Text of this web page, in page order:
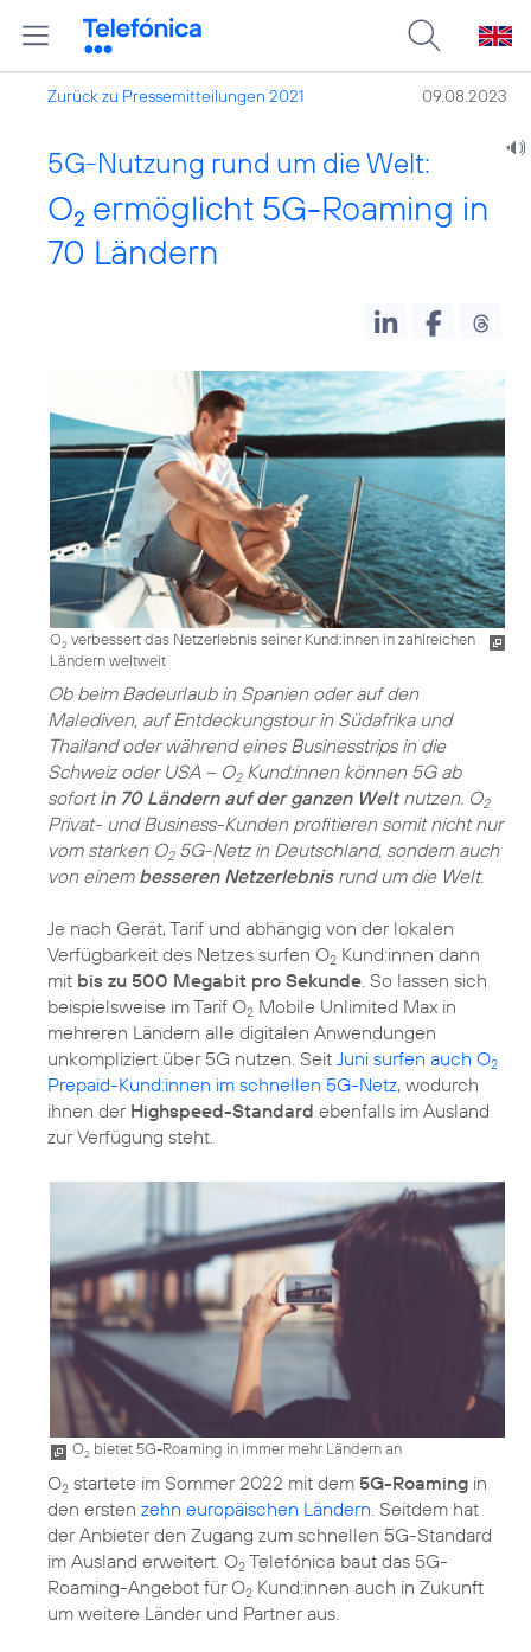
Zurück zu Pressemitteilungen 2021 09.08.2023
5G-Nutzung rund um die Welt:
O2 ermöglicht 5G-Roaming in
70 Ländern
O2 verbessert das Netzerlebnis seiner Kund:innen in zahlreichen
Ländern weltweit
Ob beim Badeurlaub in Spanien oder auf den
Malediven, auf Entdeckungstour in Südafrika und
Thailand oder während eines Businesstrips in die
Schweiz oder USA – O2Kund:innen können 5G ab
sofortin 70 Ländern auf der ganzen Weltnutzen. O2
Privat- und Business-Kunden profitieren somit nicht nur
vom starken O25G-Netz in Deutschland, sondern auch
von einem besseren Netzerlebnisrund um die Welt.
Je nach Gerät, Tarif und abhängig von der lokalen
Verfügbarkeit des Netzes surfen O2 Kund:innen dann
mit bis zu 500 Megabit pro Sekunde . So lassen sich
beispielsweise im Tarif O2 Mobile Unlimited Max in
mehreren Ländern alle digitalen Anwendungen
unkompliziert über 5G nutzen. Seit Juni surfen auch O2
Prepaid-Kund:innen im schnellen 5G-Netz, wodurch
ihnen der Highspeed-Standard ebenfalls im Ausland
zur Verfügung steht.
O2 bietet 5G-Roaming in immer mehr Ländern an
O2 startete im Sommer 2022 mit dem 5G-Roaming in
den ersten zehn europäischen Ländern. Seitdem hat
der Anbieter den Zugang zum schnellen 5G-Standard
im Ausland erweitert. O2 Telefónica baut das 5G-
Roaming-Angebot für O2 Kund:innen auch in Zukunft
um weitere Länder und Partner aus.